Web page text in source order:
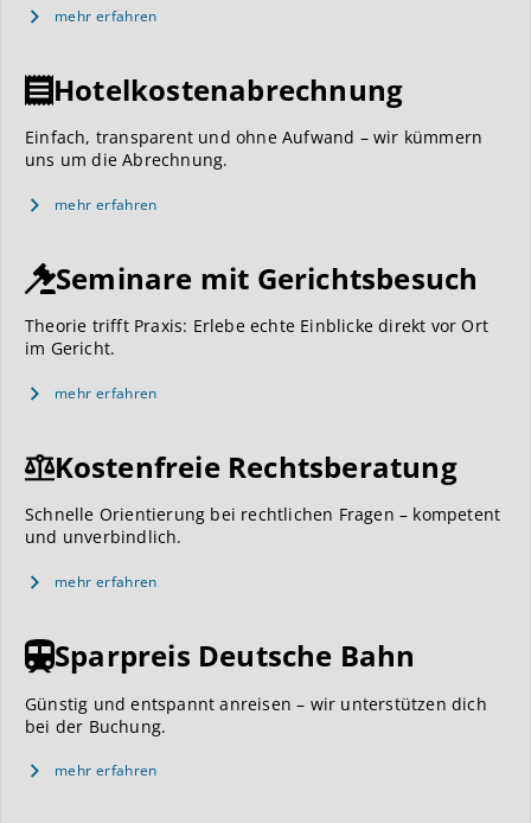
mehr erfahren
Hotelkostenabrechnung
Einfach, transparent und ohne Aufwand – wir kümmern
uns um die Abrechnung.
mehr erfahren
Seminare mit Gerichtsbesuch
Theorie trifft Praxis: Erlebe echte Einblicke direkt vor Ort
im Gericht.
mehr erfahren
Kostenfreie Rechtsberatung
Schnelle Orientierung bei rechtlichen Fragen – kompetent
und unverbindlich.
mehr erfahren
Sparpreis Deutsche Bahn
Günstig und entspannt anreisen – wir unterstützen dich
bei der Buchung.
mehr erfahren